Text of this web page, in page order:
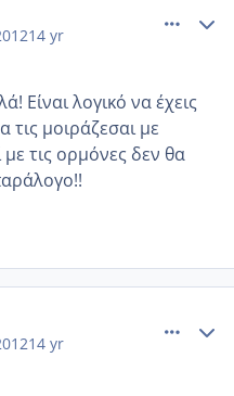
14 yr
Είναι λογικό να έχεις
μοιράζεσαι με
τις ορμόνες δεν θα
14 yr